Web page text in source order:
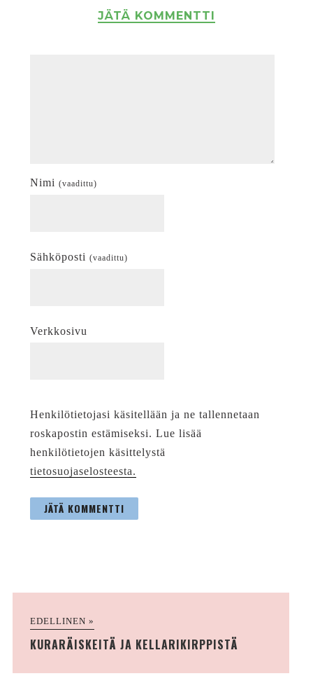
JÄTÄ KOMMENTTI
Nimi (vaadittu)
Sähköposti (vaadittu)
Verkkosivu
Henkilötietojasi käsitellään ja ne tallennetaan
roskapostin estämiseksi. Lue lisää
henkilötietojen käsittelystä
tietosuojaselosteesta.
EDELLINEN »
KURARÄISKEITÄ JA KELLARIKIRPPISTÄ